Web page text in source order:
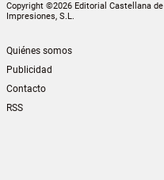
Copyright ©2026 Editorial Castellana de
Impresiones, S.L.
Quiénes somos
Publicidad
Contacto
RSS